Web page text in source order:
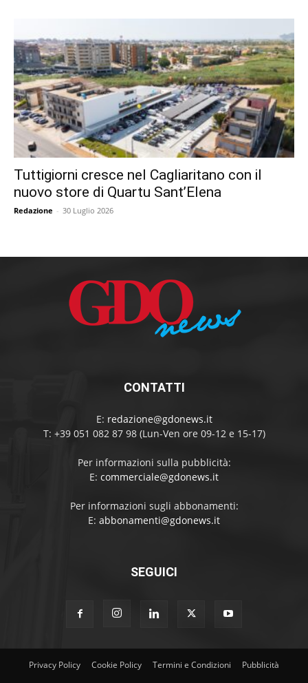
Tuttigiorni cresce nel Cagliaritano con il
nuovo store di Quartu Sant’Elena
Redazione - 30 Luglio 2026
CONTATTI
E: redazione@gdonews.it
T: +39 051 082 87 98 (Lun-Ven ore 09-12 e 15-17)
Per informazioni sulla pubblicità:
E: commerciale@gdonews.it
Per informazioni sugli abbonamenti:
E: abbonamenti@gdonews.it
SEGUICI
Privacy Policy Cookie Policy Termini e Condizioni Pubblicità